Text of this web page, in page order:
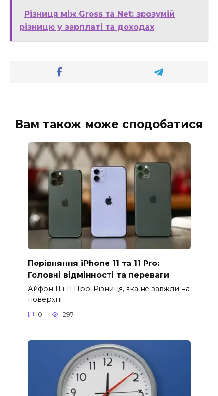
Різниця між Gross та Net: зрозумій
різницю у зарплаті та доходах
Вам також може сподобатися
Порівняння iPhone 11 та 11 Pro:
Головні відмінності та переваги
Айфон 11 і 11 Про: Різниця, яка не завжди на
поверхні
0 297